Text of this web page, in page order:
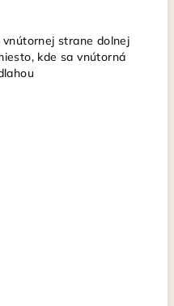
strane dolnej
kde sa vnútorná